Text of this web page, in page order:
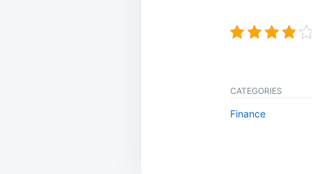
CATEGORIES
Finance